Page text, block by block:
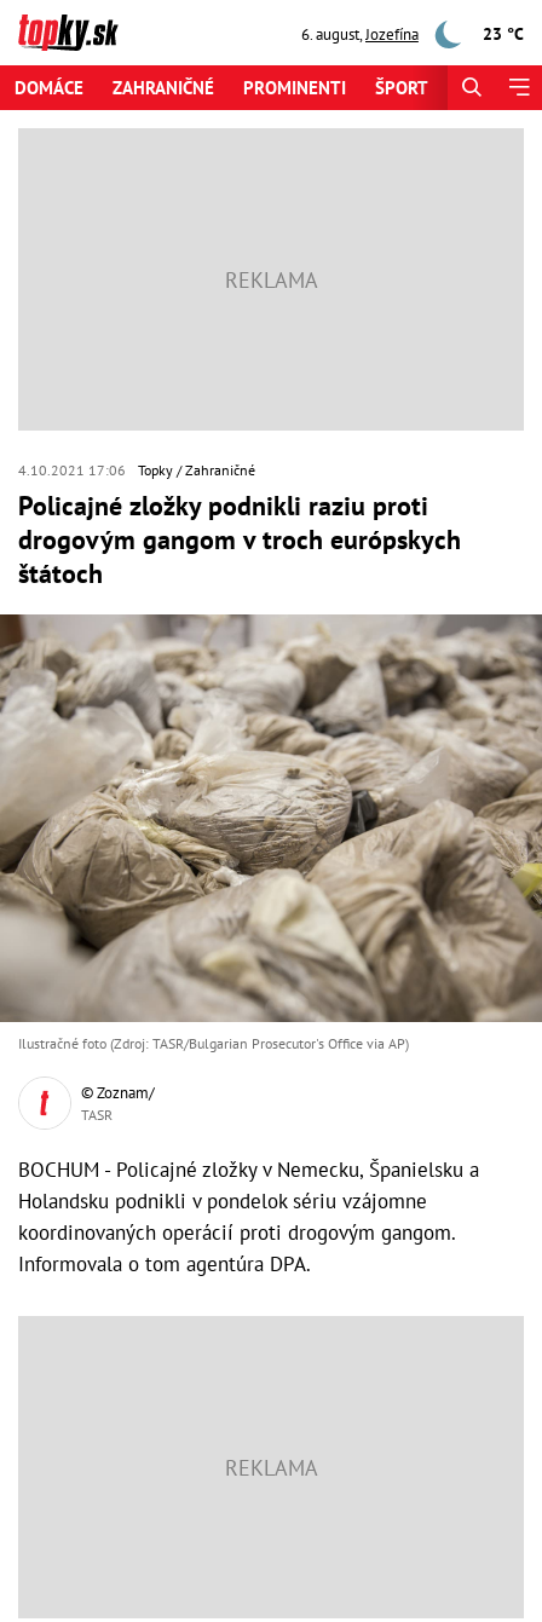
6. august,Jozefína 23 °C
DOMÁCE ZAHRANIČNÉ PROMINENTI ŠPORT
4.10.2021 17:06 Topky Zahraničné
Policajné zložky podnikli raziu proti
drogovým gangom v troch európskych
štátoch
Ilustračné foto (Zdroj: TASR/Bulgarian Prosecutor's Office via AP)
© Zoznam/
TASR
BOCHUM - Policajné zložky v Nemecku, Španielsku a
Holandsku podnikli v pondelok sériu vzájomne
koordinovaných operácií proti drogovým gangom.
Informovala o tom agentúra DPA.